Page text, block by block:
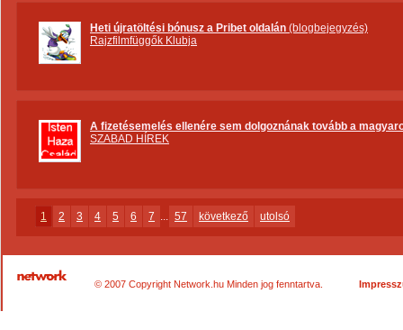
Heti újratöltési bónusz a Pribet oldalán (blogbejegyzés)
Rajzfilmfüggők Klubja
A fizetésemelés ellenére sem dolgoznának tovább a
SZABAD HÍREK
1 2 3 4 5 6 7 ... 57 következő utolsó
© 2007 Copyright Network.hu Minden jog fenntartva.